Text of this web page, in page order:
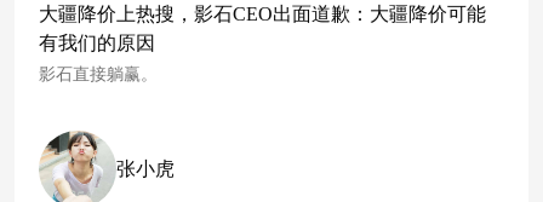
大疆降价上热搜，影石CEO出面道歉：大疆降价可能
有我们的原因
影石直接躺赢。
张小虎